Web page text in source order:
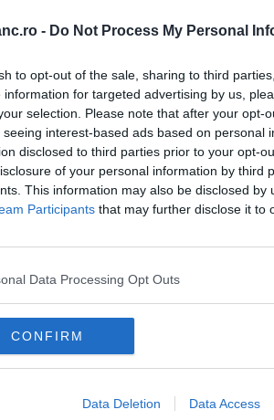
- Do Not Process My Personal
to opt-out of the sale, sharing to third
information for targeted advertising by us,
selection. Please note that after your opt-
seeing interest-based ads based on personal
disclosed to third parties prior to your opt-
of your personal information by third
This information may also be disclosed by
Participants that may further disclose it to
Data Processing Opt Outs
CONFIRM
Data Deletion Data Access
vă propunem o rețetă ușoară și rapidă de paste cu somon,
fel de paste vă plac, dar sunt indicate cele de
chiar și spirale.